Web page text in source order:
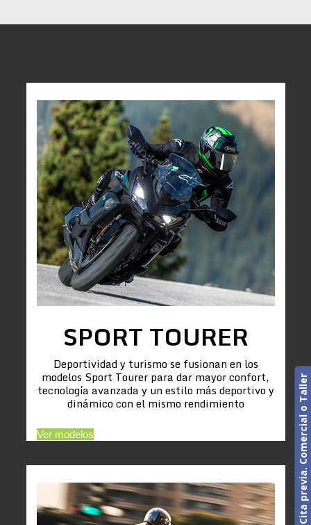
SPORT TOURER
Deportividad y turismo se fusionan en los
modelos Sport Tourer para dar mayor confort,
tecnología avanzada y un estilo más deportivo y
dinámico con el mismo rendimiento
Ver modelos Cita previa. Comercial o Taller